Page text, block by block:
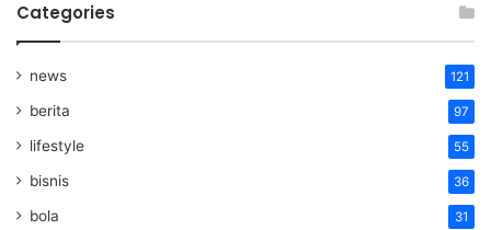
Categories
news 121
berita 97
lifestyle 55
bisnis 36
bola 31